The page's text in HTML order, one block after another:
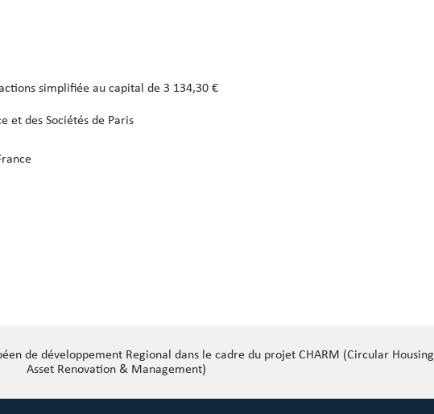
simplifiée au capital de 3 134,30 €
et des Sociétés de Paris
de développement Regional dans le cadre du projet CHARM (Circular Housing
Asset Renovation & Management)